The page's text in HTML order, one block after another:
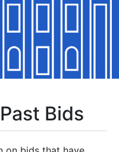
Bids